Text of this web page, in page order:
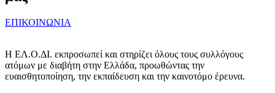
ΕΠΙΚΟΙΝΩΝΙΑ
Η ΕΛ.Ο.ΔΙ. εκπροσωπεί και στηρίζει όλους τους συλλόγους
ατόμων με διαβήτη στην Ελλάδα, προωθώντας την
ευαισθητοποίηση, την εκπαίδευση και την καινοτόμο έρευνα.